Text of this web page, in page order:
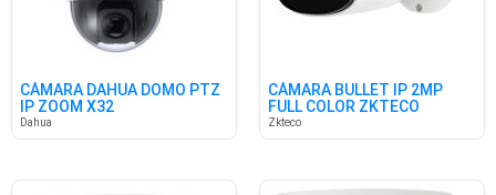
CÁMARA DAHUA DOMO PTZ
IP ZOOM X32
Dahua
CÁMARA BULLET IP 2MP
FULL COLOR ZKTECO
Zkteco